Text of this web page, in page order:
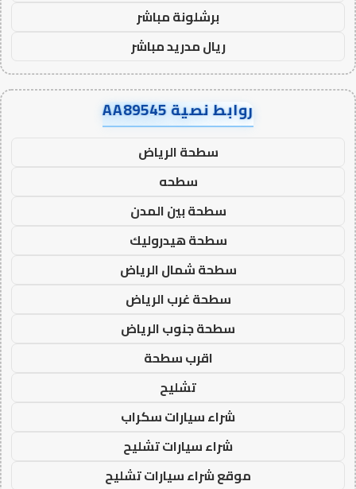
برشلونة مباشر
ريال مدريد مباشر
روابط نصية AA89545
سطحة الرياض
سطحه
سطحة بين المدن
سطحة هيدروليك
سطحة شمال الرياض
سطحة غرب الرياض
سطحة جنوب الرياض
اقرب سطحة
تشليح
شراء سيارات سكراب
شراء سيارات تشليح
موقع شراء سيارات تشليح